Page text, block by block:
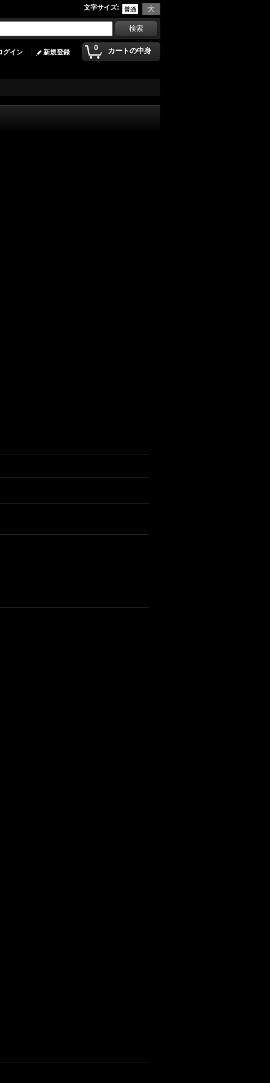
文字サイズ:
0 カートの中身
グイン 新規登録